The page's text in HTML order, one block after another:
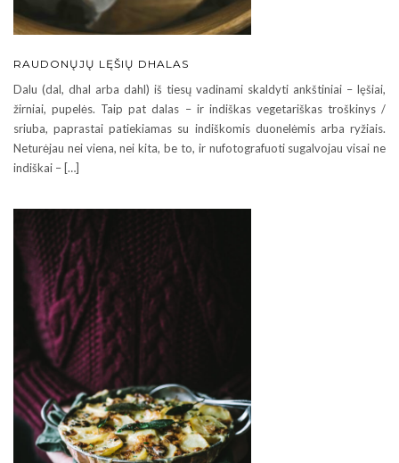
RAUDONŲJŲ LĘŠIŲ DHALAS
Dalu (dal, dhal arba dahl) iš tiesų vadinami skaldyti ankštiniai – lęšiai,
žirniai, pupelės. Taip pat dalas – ir indiškas vegetariškas troškinys /
sriuba, paprastai patiekiamas su indiškomis duonelėmis arba ryžiais.
Neturėjau nei viena, nei kita, be to, ir nufotografuoti sugalvojau visai ne
indiškai – […]